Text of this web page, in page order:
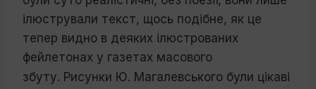
ілюстрували текст, щось подібне, як це
тепер видно в деяких ілю­строваних
фейлетонах у газетах масового
збуту. Рисунки Ю. Магалевського були цікаві